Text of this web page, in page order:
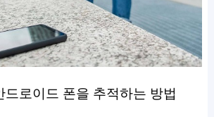
드로이드 폰을 추적하는 방법